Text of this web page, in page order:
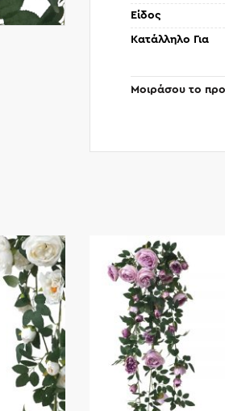
Είδος
Κατάλληλο Για
Μοιράσου το